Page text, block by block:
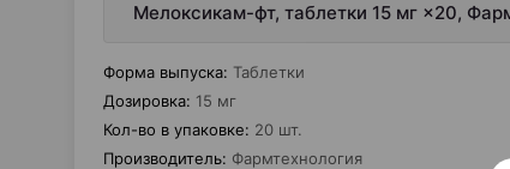
Мелоксикам-фт, таблетки 15 мг ×20,
Форма выпуска: Таблетки
Дозировка: 15 мг
Кол-во в упаковке: 20 шт.
Производитель: Фармтехнология